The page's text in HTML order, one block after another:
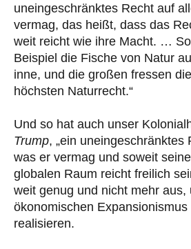
uneingeschränktes Recht auf
vermag, das heißt, dass das
weit reicht wie ihre Macht. …
Beispiel die Fische von Natur
inne, und die großen fressen
höchsten Naturrecht.“
Und so hat auch unser
Trump, „ein uneingeschränktes
was er vermag und soweit
globalen Raum reicht freilich
weit genug und nicht mehr aus,
ökonomischen
realisieren.